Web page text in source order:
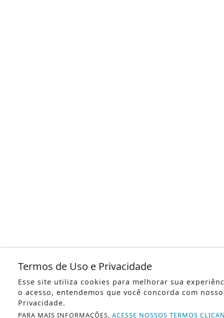
Termos de Uso e Privacidade
Esse site utiliza cookies para melhorar sua
o acesso, entendemos que você concorda com
Privacidade.
PARA MAIS INFORMAÇÕES, ACESSE NOSSOS TERMOS